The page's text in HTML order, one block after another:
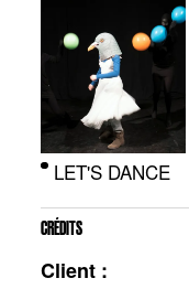
LET'S DANCE
CRÉDITS
Client :